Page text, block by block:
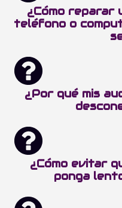
¿Cómo reparar
teléfono o
¿Por qué mis
¿Cómo evitar
ponga